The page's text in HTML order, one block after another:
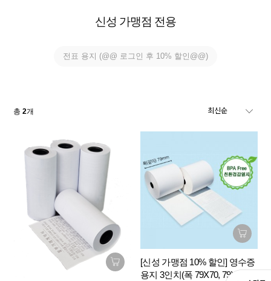
신성 가맹점 전용
전표 용지 (@@ 로그인 후 10% 할인@@)
총2개
[신성 가맹점 10% 할인] 영수증
용지 3인치(폭 79X70, 79X80) 1